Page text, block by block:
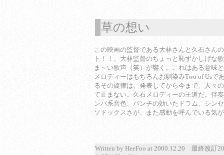
草の想い
この映画の監督である大林さんと久石さん
ト！！、大林監督のちょっと恥ずかしげな
ま～い歌声（笑）が響く。これはある意味
メロディーはもちろんお馴染みTwo of Usで
るその旋律は、発表してから今まで、人々
て止まない。久石メロディーの王道だ。伴
ンバ系音色、パンチの効いたドラム、シン
ソドックスさが、また感動を呼んでいる気
Written by HeeFoo at 2000.12.20 最終改訂